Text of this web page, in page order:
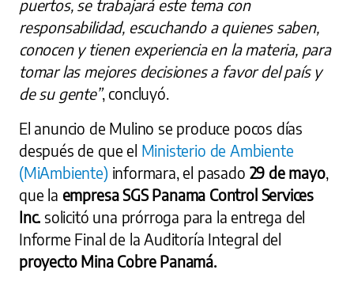
puertos, se trabajará este tema con
responsabilidad, escuchando a quienes saben,
conocen y tienen experiencia en la materia, para
tomar las mejores decisiones a favor del país y
de su gente”, concluyó.
El anuncio de Mulino se produce pocos días
después de que el Ministerio de Ambiente
(MiAmbiente) informara, el pasado 29 de mayo,
que la empresa SGS Panama Control Services
Inc. solicitó una prórroga para la entrega del
Informe Final de la Auditoría Integral del
proyecto Mina Cobre Panamá.